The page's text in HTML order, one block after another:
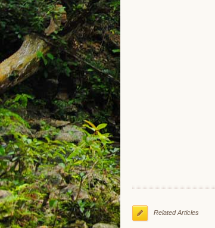
Related Articles